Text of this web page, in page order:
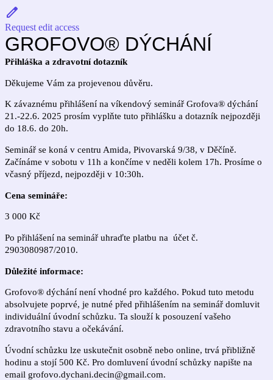
Request edit access
GROFOVO® DÝCHÁNÍ
Přihláška a zdravotní dotazník
Děkujeme Vám za projevenou důvěru.
K závaznému přihlášení na víkendový seminář Grofova® dýchání
21.-22.6. 2025 prosím vyplňte tuto přihlášku a dotazník nejpozději
do 18.6. do 20h.
Seminář se koná v centru Amida, Pivovarská 9/38, v Děčíně.
Začínáme v sobotu v 11h a končíme v neděli kolem 17h. Prosíme o
včasný příjezd, nejpozději v 10:30h.
Cena semináře:
3 000 Kč
Po přihlášení na seminář uhraďte platbu na účet č.
2903080987/2010.
Důležité informace:
Grofovo® dýchání není vhodné pro každého. Pokud tuto metodu
absolvujete poprvé, je nutné před přihlášením na seminář domluvit
individuální úvodní schůzku. Ta slouží k posouzení vašeho
zdravotního stavu a očekávání.
Úvodní schůzku lze uskutečnit osobně nebo online, trvá přibližně
hodinu a stojí 500 Kč. Pro domluvení úvodní schůzky napište na
email grofovo.dychani.decin@gmail.com.